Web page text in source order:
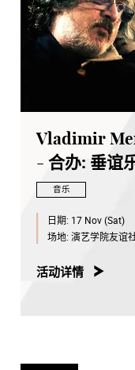
Vladimir
- 合办: 垂谊
音乐
日期: 17 Nov (Sat)
场地: 演艺学院友谊
活动详情